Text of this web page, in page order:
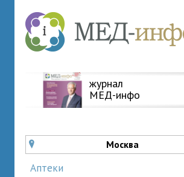
журнал
МЕД-инфо
u Москва
Аптеки